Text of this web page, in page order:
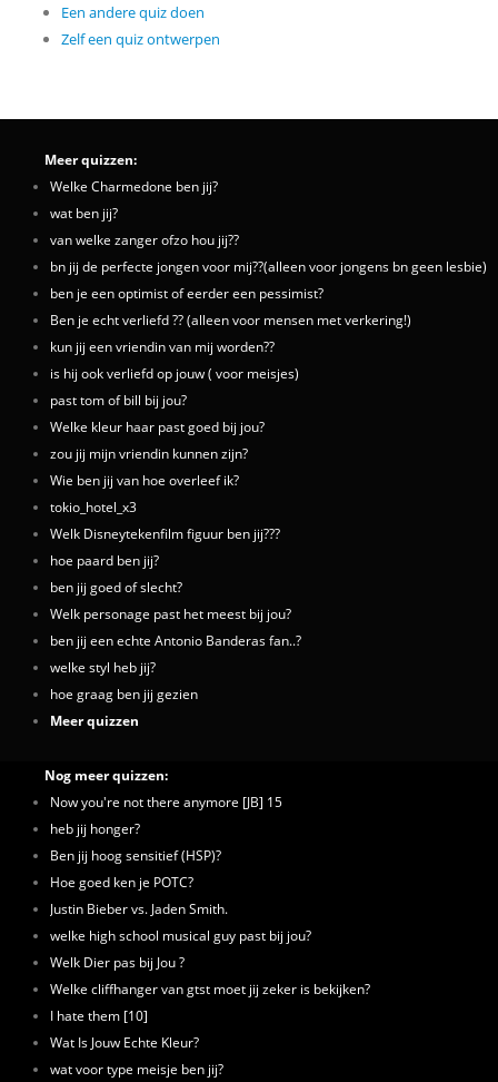
Een andere quiz doen
Zelf een quiz ontwerpen
Meer quizzen:
Welke Charmedone ben jij?
wat ben jij?
van welke zanger ofzo hou jij??
bn jij de perfecte jongen voor mij??(alleen voor jongens bn geen lesbie)
ben je een optimist of eerder een pessimist?
Ben je echt verliefd ?? (alleen voor mensen met verkering!)
kun jij een vriendin van mij worden??
is hij ook verliefd op jouw ( voor meisjes)
past tom of bill bij jou?
Welke kleur haar past goed bij jou?
zou jij mijn vriendin kunnen zijn?
Wie ben jij van hoe overleef ik?
tokio_hotel_x3
Welk Disneytekenfilm figuur ben jij???
hoe paard ben jij?
ben jij goed of slecht?
Welk personage past het meest bij jou?
ben jij een echte Antonio Banderas fan..?
welke styl heb jij?
hoe graag ben jij gezien
Meer quizzen
Nog meer quizzen:
Now you're not there anymore [JB] 15
heb jij honger?
Ben jij hoog sensitief (HSP)?
Hoe goed ken je POTC?
Justin Bieber vs. Jaden Smith.
welke high school musical guy past bij jou?
Welk Dier pas bij Jou ?
Welke cliffhanger van gtst moet jij zeker is bekijken?
I hate them [10]
Wat Is Jouw Echte Kleur?
wat voor type meisje ben jij?